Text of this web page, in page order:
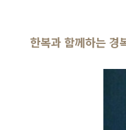
한복과 함께하는 경